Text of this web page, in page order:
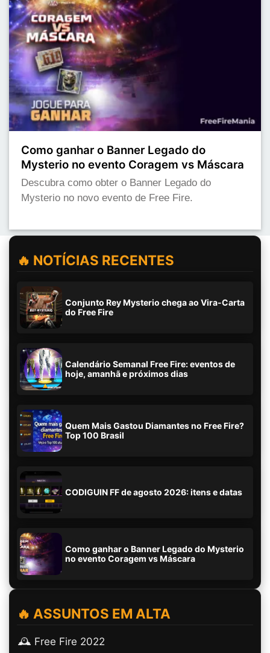
Como ganhar o Banner Legado do
Mysterio no evento Coragem vs Máscara
Descubra como obter o Banner Legado do
Mysterio no novo evento de Free Fire.
🔥 NOTÍCIAS RECENTES
Conjunto Rey Mysterio chega ao Vira-Carta
do Free Fire
Calendário Semanal Free Fire: eventos de
hoje, amanhã e próximos dias
Quem Mais Gastou Diamantes no Free Fire?
Top 100 Brasil
CODIGUIN FF de agosto 2026: itens e datas
Como ganhar o Banner Legado do Mysterio
no evento Coragem vs Máscara
🔥 ASSUNTOS EM ALTA
🕰️ Free Fire 2022